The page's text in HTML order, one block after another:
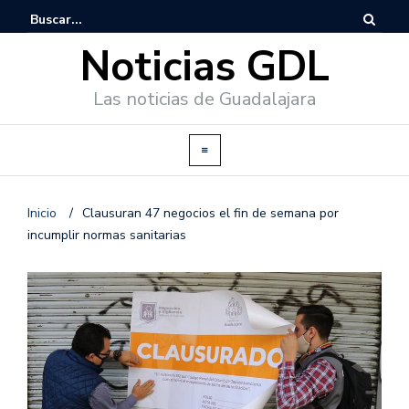
Noticias GDL
Las noticias de Guadalajara
Inicio / Clausuran 47 negocios el fin de semana por
incumplir normas sanitarias